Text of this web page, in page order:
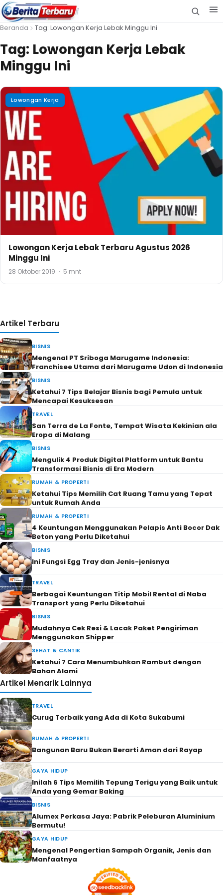
Beranda Tag: Lowongan Kerja Lebak Minggu Ini
Tag: Lowongan Kerja Lebak
Minggu Ini
Lowongan Kerja
Lowongan Kerja Lebak Terbaru Agustus 2026
Minggu Ini
28 Oktober 2019 · 5 mnt
Artikel Terbaru
BISNIS
Mengenal PT Sriboga Marugame Indonesia:
Franchisee Utama dari Marugame Udon di Indonesia
BISNIS
Ketahui 7 Tips Belajar Bisnis bagi Pemula untuk
Mencapai Kesuksesan
TRAVEL
San Terra de La Fonte, Tempat Wisata Kekinian ala
Eropa di Malang
BISNIS
Mengulik 4 Produk Digital Platform untuk Bantu
Transformasi Bisnis di Era Modern
RUMAH & PROPERTI
Ketahui Tips Memilih Cat Ruang Tamu yang Tepat
untuk Rumah Anda
RUMAH & PROPERTI
4 Keuntungan Menggunakan Pelapis Anti Bocor Dak
Beton yang Perlu Diketahui
BISNIS
Ini Fungsi Egg Tray dan Jenis-jenisnya
TRAVEL
Berbagai Keuntungan Titip Mobil Rental di Naba
Transport yang Perlu Diketahui
BISNIS
Mudahnya Cek Resi & Lacak Paket Pengiriman
Menggunakan Shipper
SEHAT & CANTIK
Ketahui 7 Cara Menumbuhkan Rambut dengan
Bahan Alami
Artikel Menarik Lainnya
TRAVEL
Curug Terbaik yang Ada di Kota Sukabumi
RUMAH & PROPERTI
Bangunan Baru Bukan Berarti Aman dari Rayap
GAYA HIDUP
Inilah 6 Tips Memilih Tepung Terigu yang Baik untuk
Anda yang Gemar Baking
BISNIS
Alumex Perkasa Jaya: Pabrik Peleburan Aluminium
Bermutu!
GAYA HIDUP
Mengenal Pengertian Sampah Organik, Jenis dan
Manfaatnya